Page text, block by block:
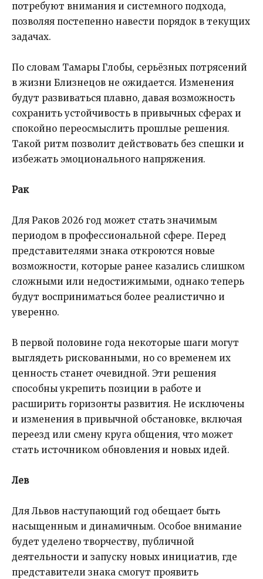
потребуют внимания и системного подхода,
позволяя постепенно навести порядок в текущих
задачах.
По словам Тамары Глобы, серьёзных потрясений
в жизни Близнецов не ожидается. Изменения
будут развиваться плавно, давая возможность
сохранить устойчивость в привычных сферах и
спокойно переосмыслить прошлые решения.
Такой ритм позволит действовать без спешки и
избежать эмоционального напряжения.
Рак
Для Раков 2026 год может стать значимым
периодом в профессиональной сфере. Перед
представителями знака откроются новые
возможности, которые ранее казались слишком
сложными или недостижимыми, однако теперь
будут восприниматься более реалистично и
уверенно.
В первой половине года некоторые шаги могут
выглядеть рискованными, но со временем их
ценность станет очевидной. Эти решения
способны укрепить позиции в работе и
расширить горизонты развития. Не исключены
и изменения в привычной обстановке, включая
переезд или смену круга общения, что может
стать источником обновления и новых идей.
Лев
Для Львов наступающий год обещает быть
насыщенным и динамичным. Особое внимание
будет уделено творчеству, публичной
деятельности и запуску новых инициатив, где
представители знака смогут проявить